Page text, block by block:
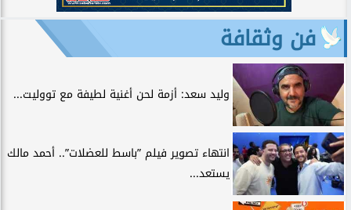
فن وثقافة
وليد سعد: أزمة لحن أغنية لطيفة مع تووليت...
انتهاء تصوير فيلم ”باسط للعضلات”.. أحمد مالك
يستعد...